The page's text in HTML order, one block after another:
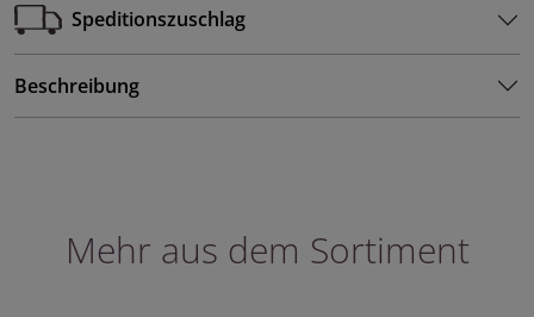
Speditionszuschlag
Beschreibung
Mehr aus dem Sortiment